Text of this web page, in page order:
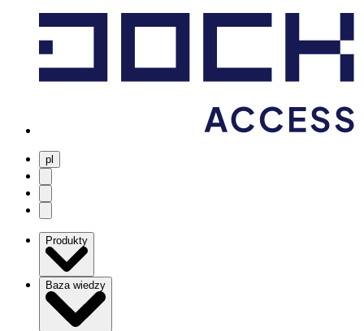
pl
Produkty
Baza wiedzy